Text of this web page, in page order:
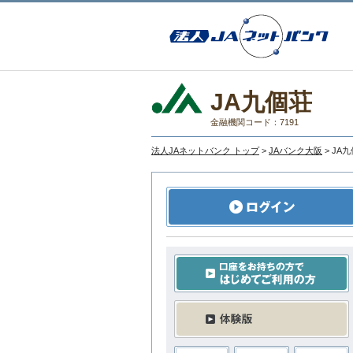
JA九個荘
金融機関コード：7191
法人JAネットバンク トップ > JAバンク大阪 > JA